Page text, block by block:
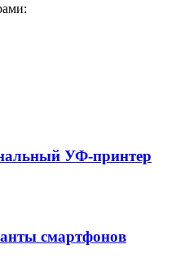
УФ-принтер
смартфонов